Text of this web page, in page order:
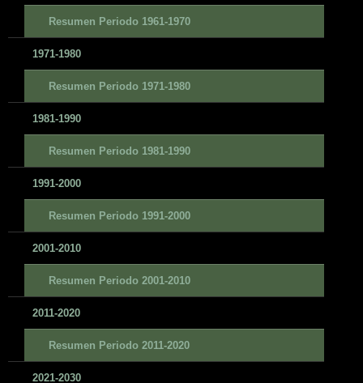
Resumen Periodo 1961-1970
1971-1980
Resumen Periodo 1971-1980
1981-1990
Resumen Periodo 1981-1990
1991-2000
Resumen Periodo 1991-2000
2001-2010
Resumen Periodo 2001-2010
2011-2020
Resumen Periodo 2011-2020
2021-2030